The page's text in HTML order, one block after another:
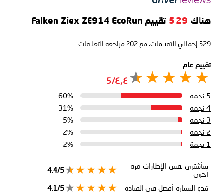
هناك 529 تقييم Falken Ziex ZE914 EcoRun
529 إجمالي التقييمات، مع202 مراجعة التعليقات
تقييم عام
٤٫٤/5
5 نجمة
60%
4 نجمة
31%
3 نجمة
5%
2 نجمة
2%
1 نجمة
2%
سأشتري نفس الإطارات مرة
أخرى
4.4/5
تبدو السيارة أفضل في القيادة
4.1/5